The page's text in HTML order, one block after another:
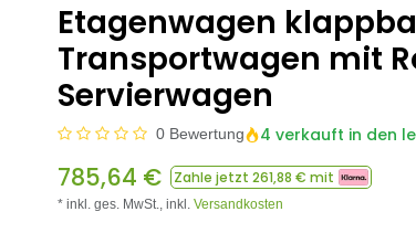
Etagenwagen
Transportwagen mit
Servierwagen
0 Bewertung 4 verkauft in den
785,64 € Zahle jetzt 261,88 € mit
* inkl. ges. MwSt., inkl. Versandkosten